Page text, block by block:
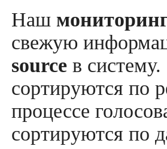
Наш
свежую
source в систему.
сортируются по
процессе
сортируются по